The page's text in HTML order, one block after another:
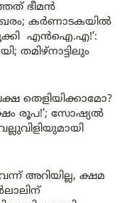
ഭീമൻ
കർണാടകയിൽ
തൂക്കി എൻഐ.എ!’:
തമിഴ്‌നാട്ടിലും
തെളിയിക്കാമോ?
രൂപ!’; സോഷ്യൽ
അറിയില്ല, ക്ഷമ